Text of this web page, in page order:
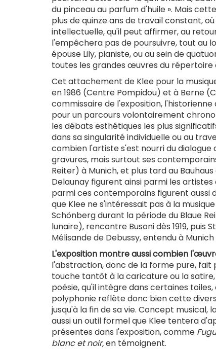
du pinceau au parfum d'huile ». Mais
plus de quinze ans de travail constant,
intellectuelle, qu'il peut affirmer, au retour
l'empêchera pas de poursuivre, tout au
épouse Lily, pianiste, ou au sein de
toutes les grandes œuvres du répertoire
Cet attachement de Klee pour la
en 1986 (Centre Pompidou) et à Berne
commissaire de l'exposition,
pour un parcours volontairement
les débats esthétiques les plus
dans sa singularité individuelle ou au
combien l'artiste s'est nourri du dialogue
gravures, mais surtout ses
Reiter) à Munich, et plus tard au
Delaunay figurent ainsi parmi les
parmi ces contemporains figurent aussi
que Klee ne s'intéressait pas à la
Schönberg durant la période du Blaue
lunaire), rencontre Busoni dès 1919, puis
Mélisande de Debussy, entendu à
L'exposition montre aussi combien
l'abstraction, donc de la forme pure, fait
touche tantôt à la caricature ou la
poésie, qu'il intègre dans certaines
polyphonie reflète donc bien cette
jusqu'à la fin de sa vie. Concept
aussi un outil formel que Klee tentera
présentes dans l'exposition, comme
blanc et noir,en témoignent.